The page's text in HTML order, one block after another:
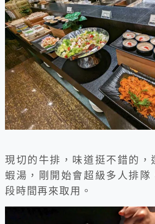
現切的牛排，味道挺不錯的，
蝦湯，剛開始會超級多人排隊
段時間再來取用。